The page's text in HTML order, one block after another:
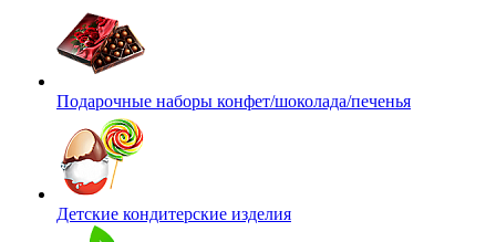
Подарочные наборы конфет/шоколада/печенья
Детские кондитерские изделия